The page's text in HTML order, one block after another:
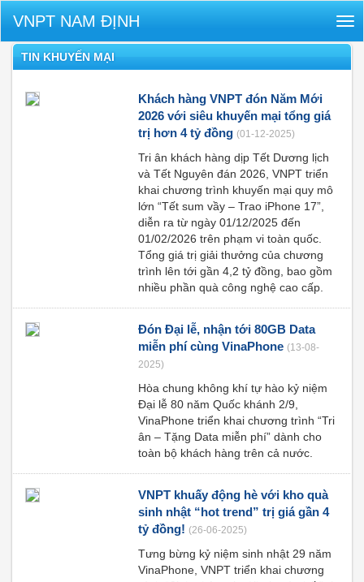
VNPT NAM ĐỊNH
TIN KHUYẾN MẠI
Khách hàng VNPT đón Năm Mới
2026 với siêu khuyến mại tổng giá
trị hơn 4 tỷ đồng (01-12-2025)
Tri ân khách hàng dịp Tết Dương lịch
và Tết Nguyên đán 2026, VNPT triển
khai chương trình khuyến mại quy mô
lớn “Tết sum vầy – Trao iPhone 17”,
diễn ra từ ngày 01/12/2025 đến
01/02/2026 trên phạm vi toàn quốc.
Tổng giá trị giải thưởng của chương
trình lên tới gần 4,2 tỷ đồng, bao gồm
nhiều phần quà công nghệ cao cấp.
Đón Đại lễ, nhận tới 80GB Data
miễn phí cùng VinaPhone (13-08-
2025)
Hòa chung không khí tự hào kỷ niệm
Đại lễ 80 năm Quốc khánh 2/9,
VinaPhone triển khai chương trình “Tri
ân – Tặng Data miễn phí” dành cho
toàn bộ khách hàng trên cả nước.
VNPT khuấy động hè với kho quà
sinh nhật “hot trend” trị giá gần 4
tỷ đồng! (26-06-2025)
Tưng bừng kỷ niệm sinh nhật 29 năm
VinaPhone, VNPT triển khai chương